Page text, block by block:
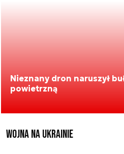
Nieznany dron naruszył
powietrzną
Wojna na Ukrainie